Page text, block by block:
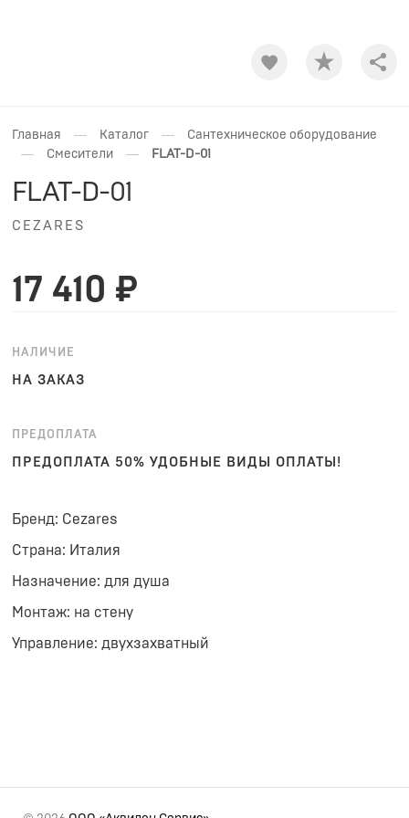
Главная — Каталог — Сантехническое оборудование
— Смесители — FLAT-D-01
FLAT-D-01
CEZARES
17 410 ₽
НАЛИЧИЕ
НА ЗАКАЗ
ПРЕДОПЛАТА
ПРЕДОПЛАТА 50% УДОБНЫЕ ВИДЫ ОПЛАТЫ!
Бренд: Cezares
Страна: Италия
Назначение: для душа
Монтаж: на стену
Управление: двухзахватный